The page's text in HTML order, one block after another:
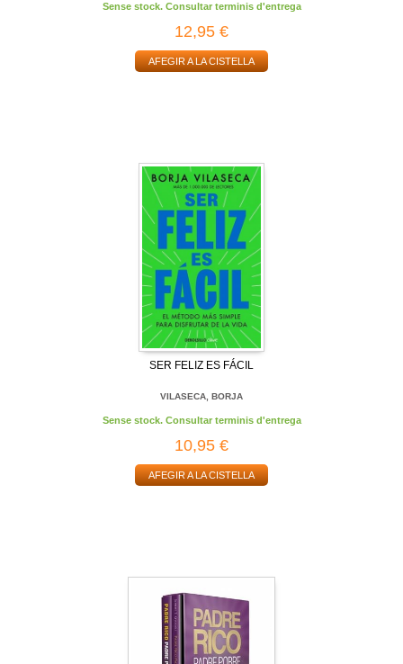
Sense stock. Consultar terminis d'entrega
12,95 €
AFEGIR A LA CISTELLA
SER FELIZ ES FÁCIL
VILASECA, BORJA
Sense stock. Consultar terminis d'entrega
10,95 €
AFEGIR A LA CISTELLA